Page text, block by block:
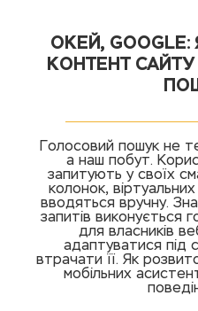
ОКЕЙ,
КОНТЕНТ
Голосовий пошук не
а наш побут.
запитують у своїх
колонок,
вводяться вручну.
запитів виконується
для власників
адаптуватися під
втрачати її. Як
мобільних